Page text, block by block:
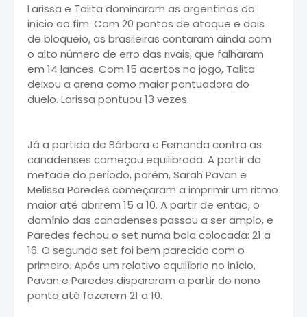
Larissa e Talita dominaram as argentinas do
início ao fim. Com 20 pontos de ataque e dois
de bloqueio, as brasileiras contaram ainda com
o alto número de erro das rivais, que falharam
em 14 lances. Com 15 acertos no jogo, Talita
deixou a arena como maior pontuadora do
duelo. Larissa pontuou 13 vezes.
Já a partida de Bárbara e Fernanda contra as
canadenses começou equilibrada. A partir da
metade do período, porém, Sarah Pavan e
Melissa Paredes começaram a imprimir um ritmo
maior até abrirem 15 a 10. A partir de então, o
domínio das canadenses passou a ser amplo, e
Paredes fechou o set numa bola colocada: 21 a
16. O segundo set foi bem parecido com o
primeiro. Após um relativo equilíbrio no início,
Pavan e Paredes dispararam a partir do nono
ponto até fazerem 21 a 10.